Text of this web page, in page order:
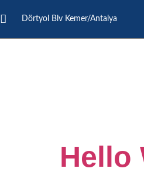
Dörtyol Blv Kemer/Antalya
Hello